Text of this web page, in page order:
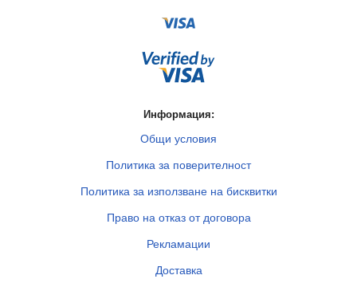
Информация:
Общи условия
Политика за поверителност
Политика за използване на бисквитки
Право на отказ от договора
Рекламации
Доставка